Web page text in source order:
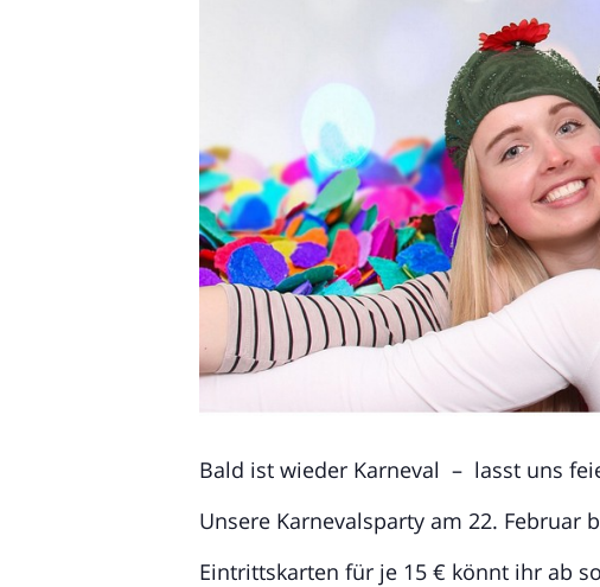
Bald ist wieder Karneval – lasst uns
Unsere Karnevalsparty am 22. Februar
Eintrittskarten für je 15 € könnt ihr ab